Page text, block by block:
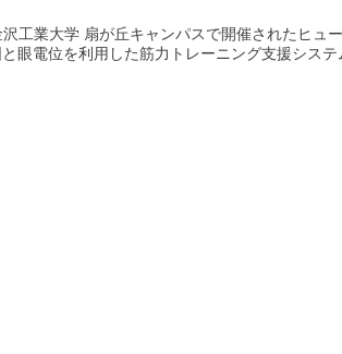
工業大学 扇が丘キャンパスで開催されたヒュ
眼電位を利用した筋力トレーニング支援シス